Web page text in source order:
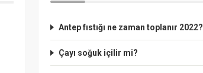
Antep fıstığı ne zaman toplanır 2022?
Çayı soğuk içilir mi?